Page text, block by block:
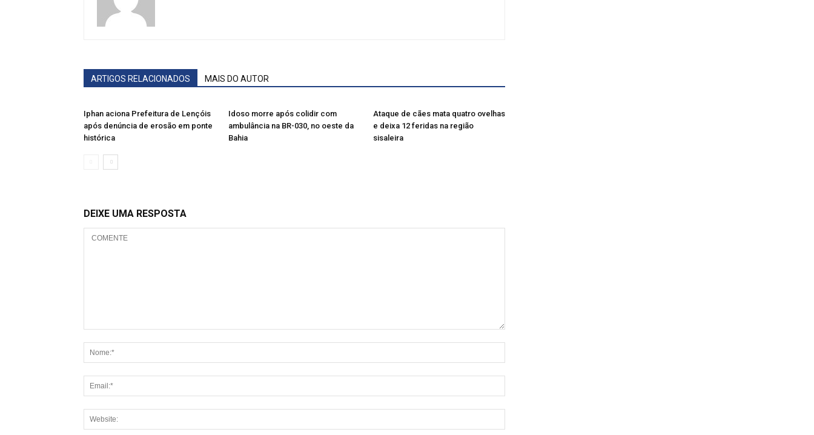
ARTIGOS RELACIONADOS MAIS DO AUTOR
Iphan aciona Prefeitura de Lençóis
após denúncia de erosão em ponte
histórica
Idoso morre após colidir com
ambulância na BR-030, no oeste da
Bahia
Ataque de cães mata quatro ovelhas
e deixa 12 feridas na região
sisaleira
DEIXE UMA RESPOSTA